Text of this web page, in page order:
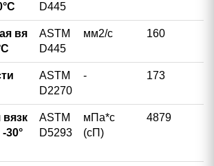
D445
вя
ASTM
D445
мм2/с 160
ASTM
D2270
- 173
30°
ASTM
D5293
мПа*с
(сП)
4879